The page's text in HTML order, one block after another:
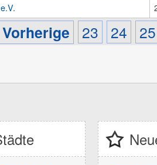
Vorherige 23 24 25